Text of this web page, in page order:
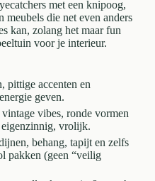
met een knipoog,
meubels die net even anders
kan, zolang het maar fun
voor je interieur.
pittige accenten en
geven.
vibes, ronde vormen
eigenzinnig, vrolijk.
behang, tapijt en zelfs
pakken (geen “veilig